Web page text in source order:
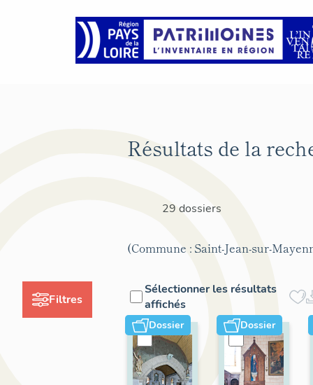
Filtres
Résultats de la
29 dossiers
(Commune : Saint-Jean-sur-
Sélectionner les résultats
affichés
Dossier Dossier